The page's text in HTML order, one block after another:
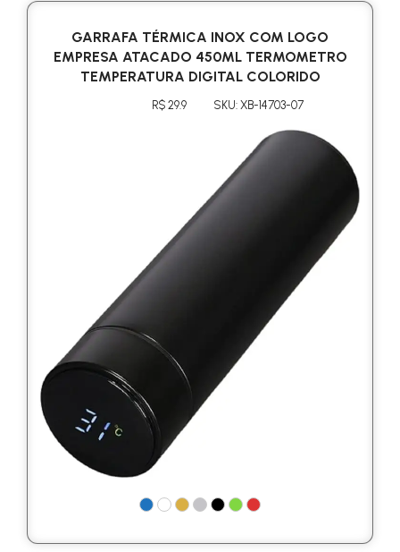
GARRAFA TÉRMICA INOX COM LOGO
EMPRESA ATACADO 450ML TERMOMETRO
TEMPERATURA DIGITAL COLORIDO
R$ 29.9 SKU: XB-14703-07